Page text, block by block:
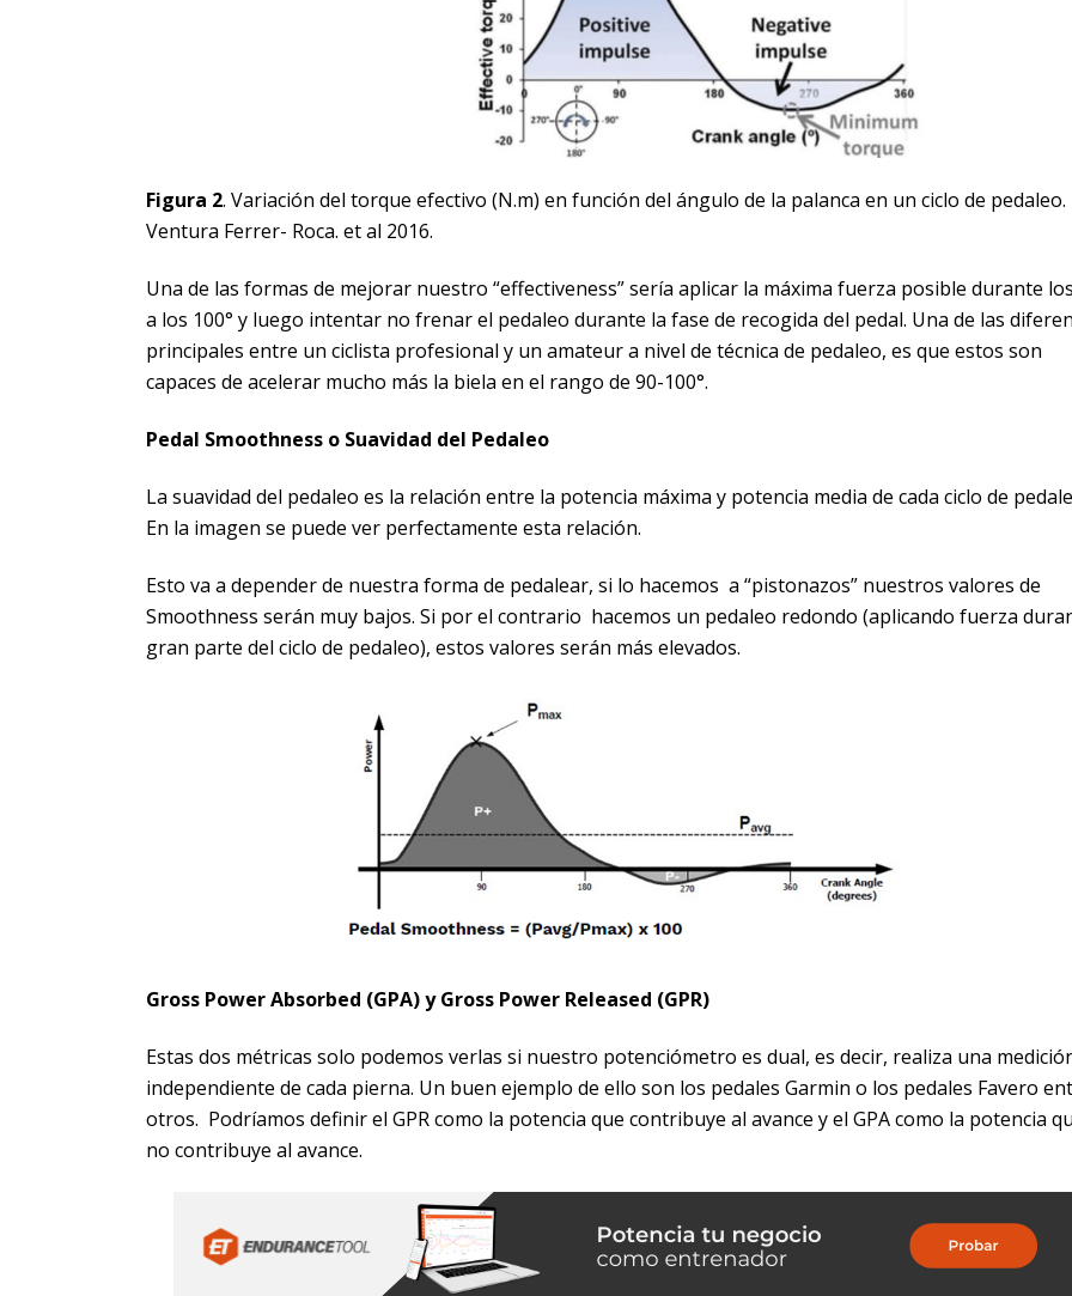
Figura 2. Variación del torque efectivo (N.m) en función del ángulo de la palanca en un ciclo de pedaleo.
Ventura Ferrer- Roca. et al 2016.
Una de las formas de mejorar nuestro “effectiveness” sería aplicar la máxima fuerza posible durante
a los 100° y luego intentar no frenar el pedaleo durante la fase de recogida del pedal. Una de las
principales entre un ciclista profesional y un amateur a nivel de técnica de pedaleo, es que estos son
capaces de acelerar mucho más la biela en el rango de 90-100°.
Pedal Smoothness o Suavidad del Pedaleo
La suavidad del pedaleo es la relación entre la potencia máxima y potencia media de cada ciclo de
En la imagen se puede ver perfectamente esta relación.
Esto va a depender de nuestra forma de pedalear, si lo hacemos a “pistonazos” nuestros valores de
Smoothness serán muy bajos. Si por el contrario hacemos un pedaleo redondo (aplicando fuerza
gran parte del ciclo de pedaleo), estos valores serán más elevados.
Gross Power Absorbed (GPA) y Gross Power Released (GPR)
Estas dos métricas solo podemos verlas si nuestro potenciómetro es dual, es decir, realiza una
independiente de cada pierna. Un buen ejemplo de ello son los pedales Garmin o los pedales Favero
otros. Podríamos definir el GPR como la potencia que contribuye al avance y el GPA como la potencia
no contribuye al avance.